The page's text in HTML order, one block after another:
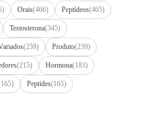
Orais(466) Peptídeos(465)
Testosterona(345)
(259) Produto(239)
(215) Hormona(183)
Peptides(165)